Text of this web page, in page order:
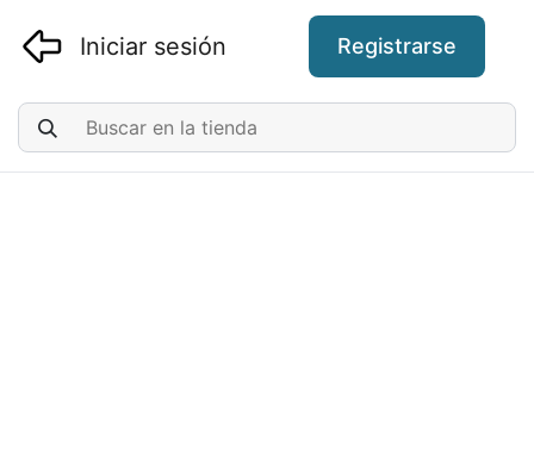
Iniciar sesión Registrarse